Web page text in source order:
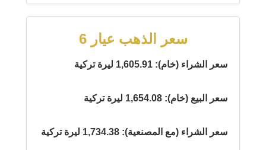
سعر الذهب عيار 6
سعر الشراء (خام): 1,605.91 ليرة تركية
سعر البيع (خام): 1,654.08 ليرة تركية
سعر الشراء (مع المصنعية): 1,734.38 ليرة تركية